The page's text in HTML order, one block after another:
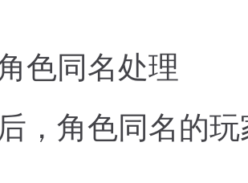
色同名处理
，角色同名的